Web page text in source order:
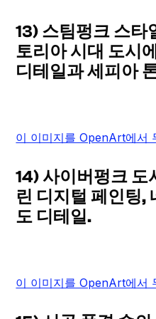
13) 스팀펑크 스타
토리아 시대 도시
디테일과 세피아
이 이미지를 OpenArt에서
14) 사이버펑크 도
린 디지털 페인팅,
도 디테일.
이 이미지를 OpenArt에서